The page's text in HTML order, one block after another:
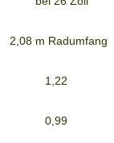
2,08 m Radumfang
1,22
0,99